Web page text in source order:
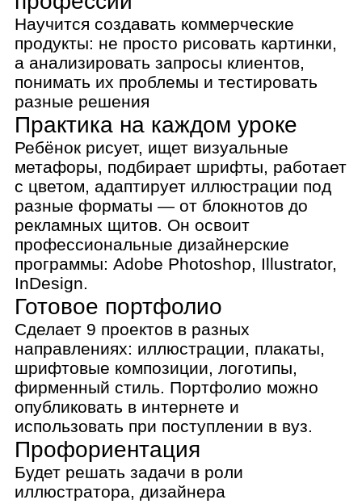
программы: Adobe Photoshop, Illustrator,
InDesign.
Готовое портфолио
Сделает 9 проектов в разных
направлениях: иллюстрации, плакаты,
шрифтовые композиции, логотипы,
фирменный стиль. Портфолио можно
опубликовать в интернете и
использовать при поступлении в вуз.
Профориентация
Будет решать задачи в роли
иллюстратора, дизайнера
коммуникаций, верстальщика и бренд-
дизайнера. Он сможет лучше понять,
какое направление в дизайне ему
нравится больше всего.
Творческое развитие
Воплощает идеи в жизнь, а
преподаватель помогает ему смелее
экспериментировать и искать свой
стиль. В итоге у каждого ребёнка на
курсе получается свой уникальный
проект.